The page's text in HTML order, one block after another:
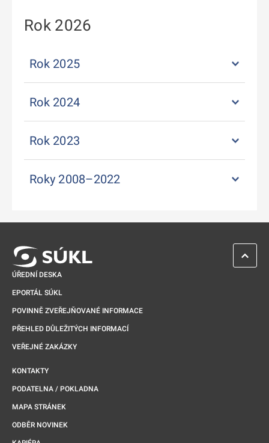
Rok 2026
Rok 2025
Rok 2024
Rok 2023
Roky 2008–2022
ÚŘEDNÍ DESKA
EPORTÁL SÚKL
POVINNĚ ZVEŘEJŇOVANÉ INFORMACE
PŘEHLED DŮLEŽITÝCH INFORMACÍ
VEŘEJNÉ ZAKÁZKY
KONTAKTY
PODATELNA / POKLADNA
MAPA STRÁNEK
ODBĚR NOVINEK
ZPĚT